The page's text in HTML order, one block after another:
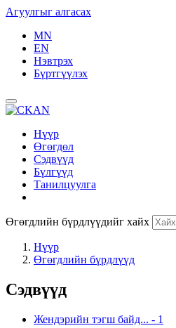
Агуулгыг алгасах
MN
EN
Нэвтрэх
Бүртгүүлэх
Нүүр
Өгөгдөл
Сэдвүүд
Бүлгүүд
Танилцуулга
Өгөгдлийн бүрдлүүдийг хайх
Нүүр
Өгөгдлийн бүрдлүүд
Сэдвүүд
Жендэрийн тэгш байд... - 1